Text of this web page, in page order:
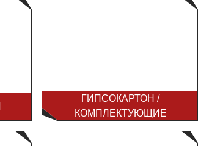
ГИПСОКАРТОН /
КОМПЛЕКТУЮЩИЕ